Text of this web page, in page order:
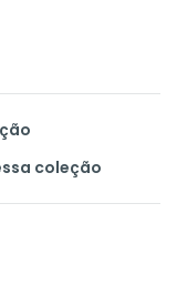
coleção